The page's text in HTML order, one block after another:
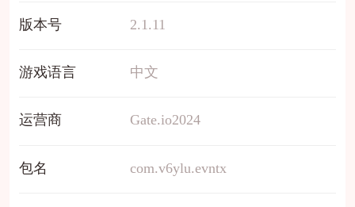
版本号 2.1.11
游戏语言 中文
运营商 Gate.io2024
包名 com.v6ylu.evntx